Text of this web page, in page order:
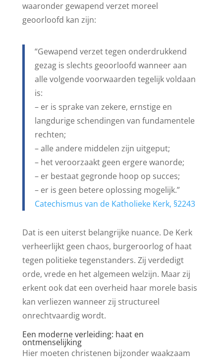
waaronder gewapend verzet moreel
geoorloofd kan zijn:
“Gewapend verzet tegen onderdrukkend
gezag is slechts geoorloofd wanneer aan
alle volgende voorwaarden tegelijk voldaan
is:
– er is sprake van zekere, ernstige en
langdurige schendingen van fundamentele
rechten;
– alle andere middelen zijn uitgeput;
– het veroorzaakt geen ergere wanorde;
– er bestaat gegronde hoop op succes;
– er is geen betere oplossing mogelijk.”
Catechismus van de Katholieke Kerk, §2243
Dat is een uiterst belangrijke nuance. De Kerk
verheerlijkt geen chaos, burgeroorlog of haat
tegen politieke tegenstanders. Zij verdedigt
orde, vrede en het algemeen welzijn. Maar zij
erkent ook dat een overheid haar morele basis
kan verliezen wanneer zij structureel
onrechtvaardig wordt.
Een moderne verleiding: haat en
ontmenselijking
Hier moeten christenen bijzonder waakzaam